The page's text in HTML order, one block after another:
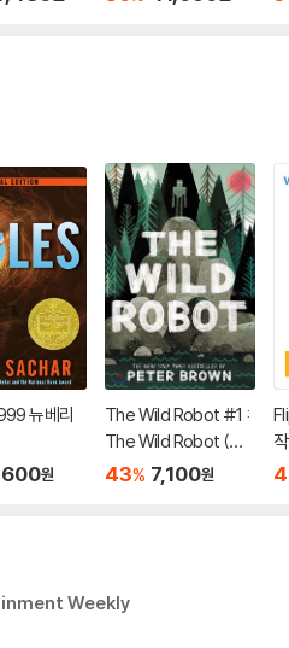
뉴베리
원
The Wild Robot #1 :
The Wild Robot (미
국판)
43% 7,100원
Weekly